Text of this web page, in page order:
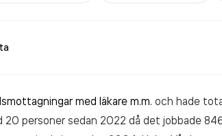
med läkare m.m. och hade
personer sedan 2022 då det jobbade